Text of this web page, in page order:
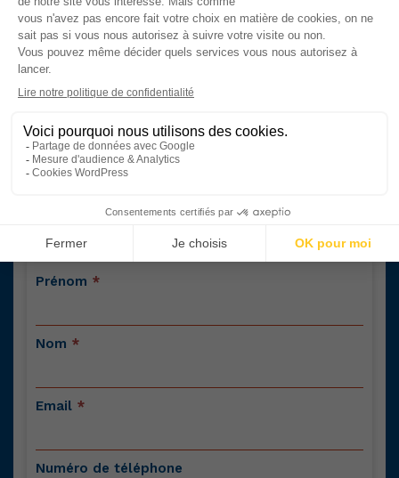
Contactez-nous
S'inscrire à la newsletter
Contactez-
Prénom *
Nom *
Email *
Numéro de téléphone